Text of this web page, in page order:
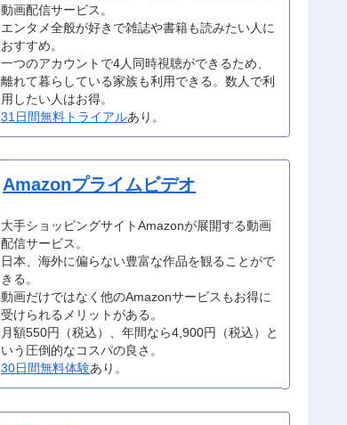
動画配信サービス。
エンタメ全般が好きで雑誌や書籍も読みたい人に
おすすめ。
一つのアカウントで4人同時視聴ができるため、
離れて暮らしている家族も利用できる。数人で利
用したい人はお得。
31日間無料トライアルあり。
Amazonプライムビデオ
大手ショッピングサイトAmazonが展開する動画
配信サービス。
日本、海外に偏らない豊富な作品を観ることがで
きる。
動画だけではなく他のAmazonサービスもお得に
受けられるメリットがある。
月額550円（税込）、年間なら4,900円（税込）と
いう圧倒的なコスパの良さ。
30日間無料体験あり。